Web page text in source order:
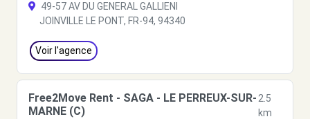
49-57 AV DU GENERAL GALLIENI
JOINVILLE LE PONT, FR-94, 94340
Voir l'agence
Free2Move Rent - SAGA - LE PERREUX-SUR-
MARNE (C)
2.5
km